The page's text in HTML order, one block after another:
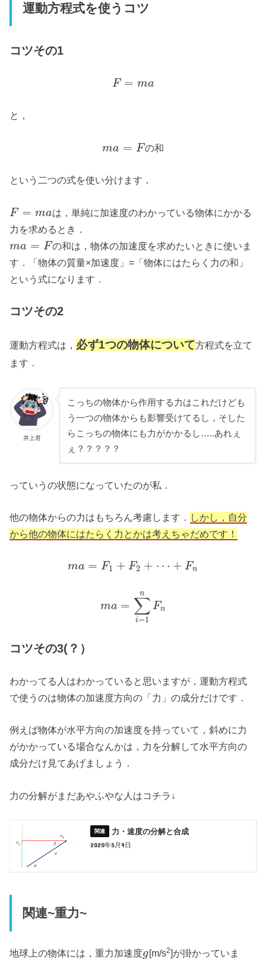
運動方程式を使うコツ
コツその1
F = ma
と，
ma = Fの和
という二つの式を使い分けます．
F = maは，単純に加速度のわかっている物体にかかる
力を求めるとき．
ma = Fの和は，物体の加速度を求めたいときに使いま
す．「物体の質量×加速度」=「物体にはたらく力の和」
という式になります．
コツその2
運動方程式は ， 必ず1つの物体について方程式を立て
ます．
井上君
こっちの物体から作用する力はこれだけども
う一つの物体からも影響受けてるし，そした
らこっちの物体にも力がかかるし…..あれぇ
ぇ？？？？？
っていうの状態になっていたのが私．
他の物体からの力はもちろん考慮します． しかし，自分
から他の物体にはたらく力とかは考えちゃだめです！
ma = F1 + F2 + ⋯ + Fn
ma = ∑
i=1
n
Fn
コツその3(？）
わかってる人はわかっていると思いますが，運動方程式
で使うのは物体の加速度方向の「力」の成分だけです．
例えば物体が水平方向の加速度を持っていて，斜めに力
がかかっている場合なんかは，力を分解して水平方向の
成分だけ見てあげましょう．
力の分解がまだあやふやな人はコチラ↓
力・速度の分解と合成
2020年5月9日
関連~重力~
地球上の物体には，重力加速度g[m/s2]が掛かっていま